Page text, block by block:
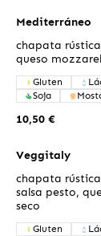
Mediterráneo
chapata
queso
10,50 €
Gluten
Soja
Veggitaly
chapata
salsa pesto,
seco
Gluten